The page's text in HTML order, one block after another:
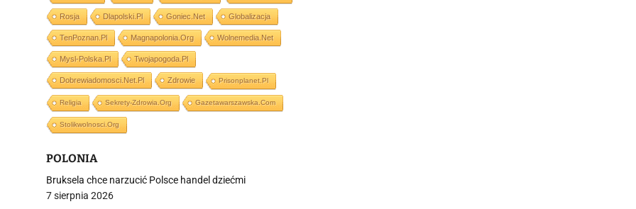
Rosja Dlapolski.pl Goniec.net Globalizacja
TenPoznan.pl Magnapolonia.org Wolnemedia.net
Mysl-Polska.pl Twojapogoda.pl
Dobrewiadomosci.net.pl Zdrowie Prisonplanet.pl
Religia Sekrety-Zdrowia.org Gazetawarszawska.com
Stolikwolnosci.org
POLONIA
Bruksela chce narzucić Polsce handel dziećmi
7 sierpnia 2026